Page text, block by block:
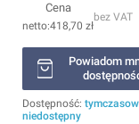
Cena
418,70 zł
bez VAT
Powiadom
Dostępność:
niedostępny